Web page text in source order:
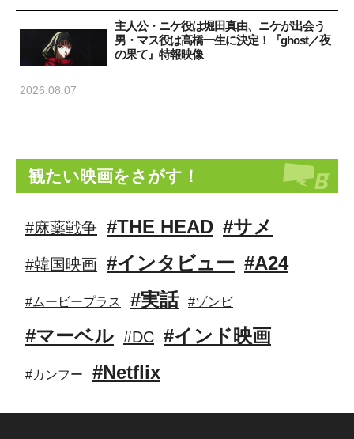
主人公・ニケ役は堀田真由、ニケが出会う
男・マス役は高橋一生に決定！『ghost／夜
の果て』特報映像
2026.08.07
観たい映画をさがす！
#麻薬戦争 #THE HEAD #サメ
#韓国映画 #インタビュー #A24
#ムービープラス #実話 #ゾンビ
#マーベル #DC #インド映画
#カンフー #Netflix